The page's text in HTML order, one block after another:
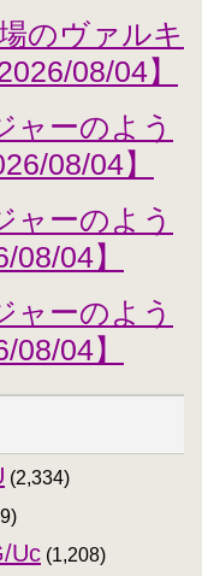
のヴァルキ
08/04】
ャーのよう
08/04】
ャーのよう
04】
ャーのよう
04】
(2,334)
Uc (1,208)